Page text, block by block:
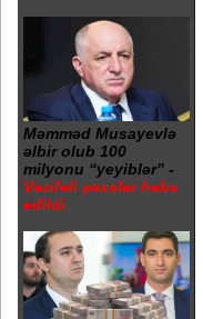
Məmməd Musayevlə
əlbir olub 100
milyonu “yeyiblər” -
Vəzifəli şəxslər həbs
edildi